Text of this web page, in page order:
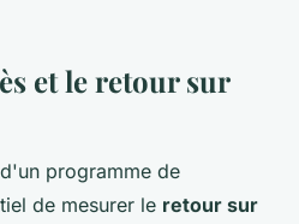
et le retour sur
programme de
de mesurer le retour sur